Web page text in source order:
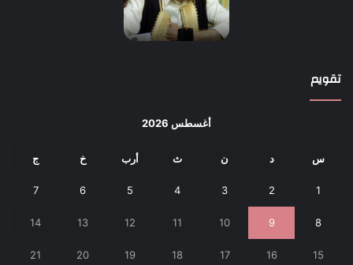
تقويم
أغسطس 2026
س د ن ث أرب خ ج
1
2
3
4
5
6
7
8
9
10
11
12
13
14
15
16
17
18
19
20
21